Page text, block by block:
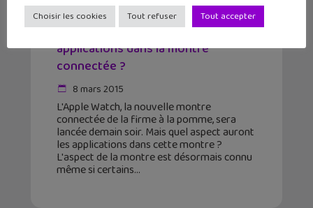
Apple Watch : comment sont les
applications dans la montre
connectée ?
8 mars 2015
L'Apple Watch, la nouvelle montre
connectée de la firme à la pomme, sera
lancée demain soir. Mais quel aspect auront
les applications dans cette montre ?
L'aspect de la montre est désormais connu
même si certains
Choisir les cookies Tout refuser Tout accepter